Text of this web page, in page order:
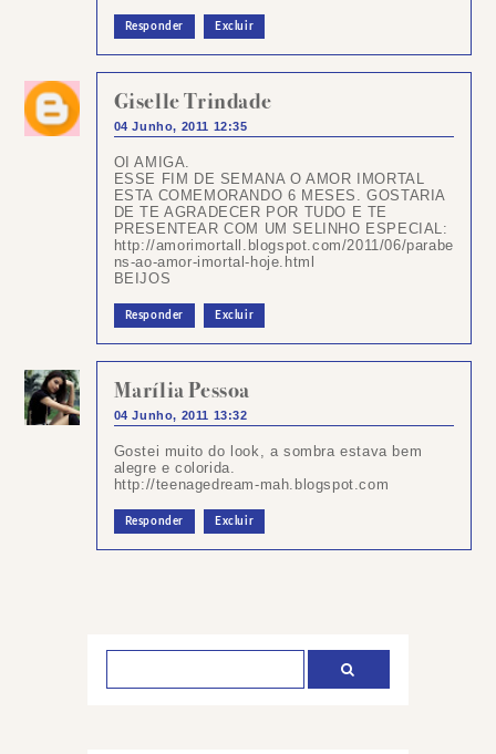
Responder Excluir
Giselle Trindade
04 Junho, 2011 12:35
OI AMIGA.
ESSE FIM DE SEMANA O AMOR IMORTAL
ESTA COMEMORANDO 6 MESES. GOSTARIA
DE TE AGRADECER POR TUDO E TE
PRESENTEAR COM UM SELINHO ESPECIAL:
http://amorimortall.blogspot.com/2011/06/parabe
ns-ao-amor-imortal-hoje.html
BEIJOS
Responder Excluir
Marília Pessoa
04 Junho, 2011 13:32
Gostei muito do look, a sombra estava bem
alegre e colorida.
http://teenagedream-mah.blogspot.com
Responder Excluir